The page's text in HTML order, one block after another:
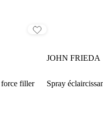
force filler
JOHN FRIEDA
Spray